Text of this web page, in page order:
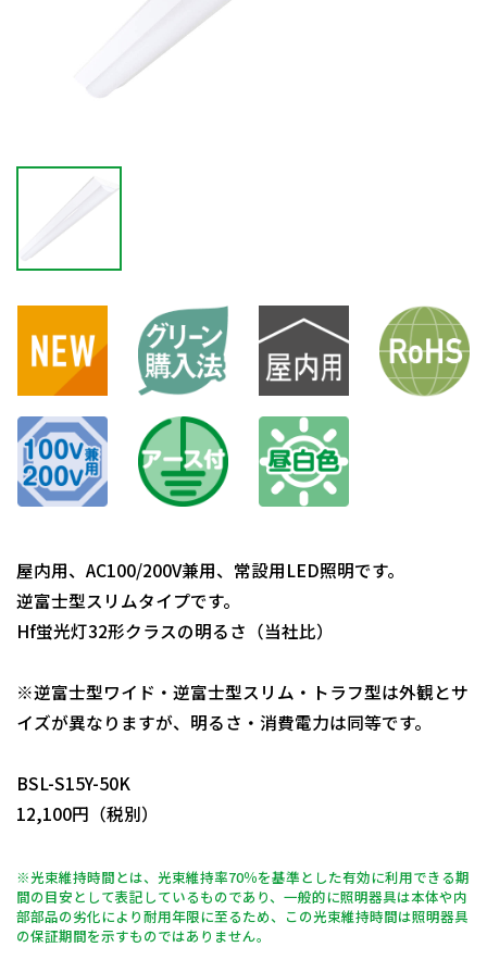
屋内用、AC100/200V兼用、常設用LED照明です。
逆富士型スリムタイプです。
Hf蛍光灯32形クラスの明るさ（当社比）
※逆富士型ワイド・逆富士型スリム・トラフ型は外観とサ
イズが異なりますが、明るさ・消費電力は同等です。
BSL-S15Y-50K
12,100円（税別）
※光束維持時間とは、光束維持率70％を基準とした有効に利用できる期
間の目安として表記しているものであり、一般的に照明器具は本体や内
部部品の劣化により耐用年限に至るため、この光束維持時間は照明器具
の保証期間を示すものではありません。